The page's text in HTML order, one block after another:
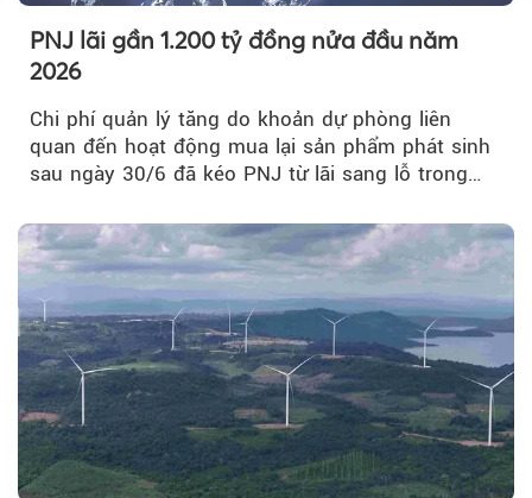
PNJ lãi gần 1.200 tỷ đồng nửa đầu năm
2026
Chi phí quản lý tăng do khoản dự phòng liên
quan đến hoạt động mua lại sản phẩm phát sinh
sau ngày 30/6 đã kéo PNJ từ lãi sang lỗ trong